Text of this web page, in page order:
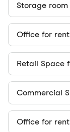
Storage room
Office for rent
Retail Space
Office for